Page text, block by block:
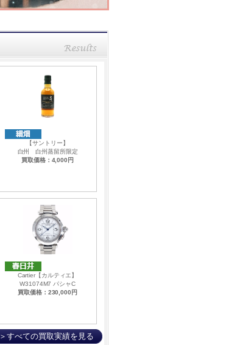
【サントリー】
白州 白州蒸留所限定
買取価格：4,000円
Cartier【カルティエ】
W31074M7 パシャC
買取価格：230,000円
＞すべての買取実績を見る